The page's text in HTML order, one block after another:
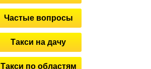
Частые вопросы
Такси на дачу
Такси по областям